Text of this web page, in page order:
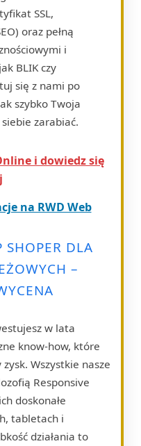
SSL,
oraz pełną
i
BLIK czy
się z nami po
szybko Twoja
zarabiać.
i dowiedz się
na RWD Web
SHOPER DLA
–
w lata
know-how, które
Wszystkie nasze
Responsive
doskonałe
tabletach i
działania to